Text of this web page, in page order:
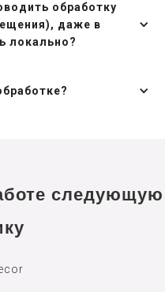
обработку
даже в
локально?
следующую